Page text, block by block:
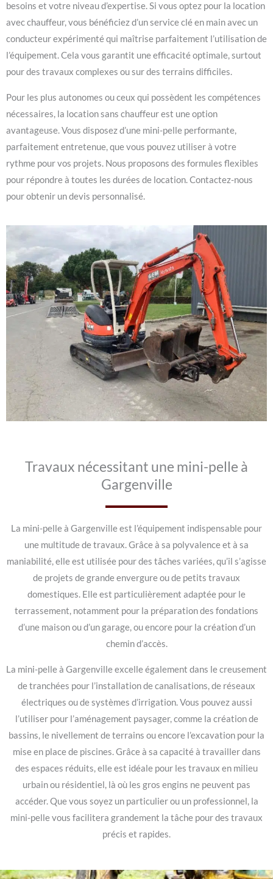
besoins et votre niveau d’expertise. Si vous optez pour la location
avec chauffeur, vous bénéficiez d’un service clé en main avec un
conducteur expérimenté qui maîtrise parfaitement l’utilisation de
l’équipement. Cela vous garantit une efficacité optimale, surtout
pour des travaux complexes ou sur des terrains difficiles.
Pour les plus autonomes ou ceux qui possèdent les compétences
nécessaires, la location sans chauffeur est une option
avantageuse. Vous disposez d’une mini-pelle performante,
parfaitement entretenue, que vous pouvez utiliser à votre
rythme pour vos projets. Nous proposons des formules flexibles
pour répondre à toutes les durées de location. Contactez-nous
pour obtenir un devis personnalisé.
Travaux nécessitant une mini-pelle à
Gargenville
La mini-pelle à Gargenville est l’équipement indispensable pour
une multitude de travaux. Grâce à sa polyvalence et à sa
maniabilité, elle est utilisée pour des tâches variées, qu’il s’agisse
de projets de grande envergure ou de petits travaux
domestiques. Elle est particulièrement adaptée pour le
terrassement, notamment pour la préparation des fondations
d’une maison ou d’un garage, ou encore pour la création d’un
chemin d’accès.
La mini-pelle à Gargenville excelle également dans le creusement
de tranchées pour l’installation de canalisations, de réseaux
électriques ou de systèmes d’irrigation. Vous pouvez aussi
l’utiliser pour l’aménagement paysager, comme la création de
bassins, le nivellement de terrains ou encore l’excavation pour la
mise en place de piscines. Grâce à sa capacité à travailler dans
des espaces réduits, elle est idéale pour les travaux en milieu
urbain ou résidentiel, là où les gros engins ne peuvent pas
accéder. Que vous soyez un particulier ou un professionnel, la
mini-pelle vous facilitera grandement la tâche pour des travaux
précis et rapides.